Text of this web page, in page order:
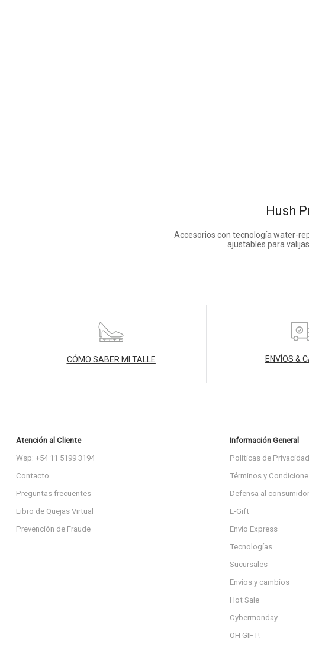
Hush
Accesorios con tecnología water-
ajustables para
CÓMO SABER MI TALLE ENVÍOS &
Atención al Cliente
Wsp: +54 11 5199 3194
Contacto
Preguntas frecuentes
Libro de Quejas Virtual
Prevención de Fraude
Información General
Políticas de Privacidad
Términos y
Defensa al consumidor
E-Gift
Envío Express
Tecnologías
Sucursales
Envíos y cambios
Hot Sale
Cybermonday
OH GIFT!